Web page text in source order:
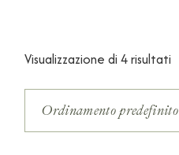
Visualizzazione di 4 risultati
Ordinamento predefinito